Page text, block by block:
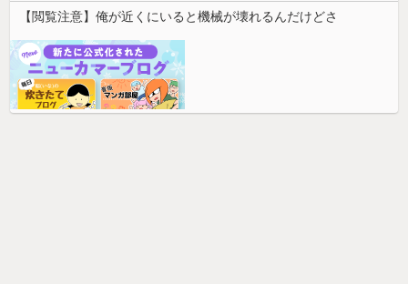
【閲覧注意】俺が近くにいると機械が壊れるんだけどさ